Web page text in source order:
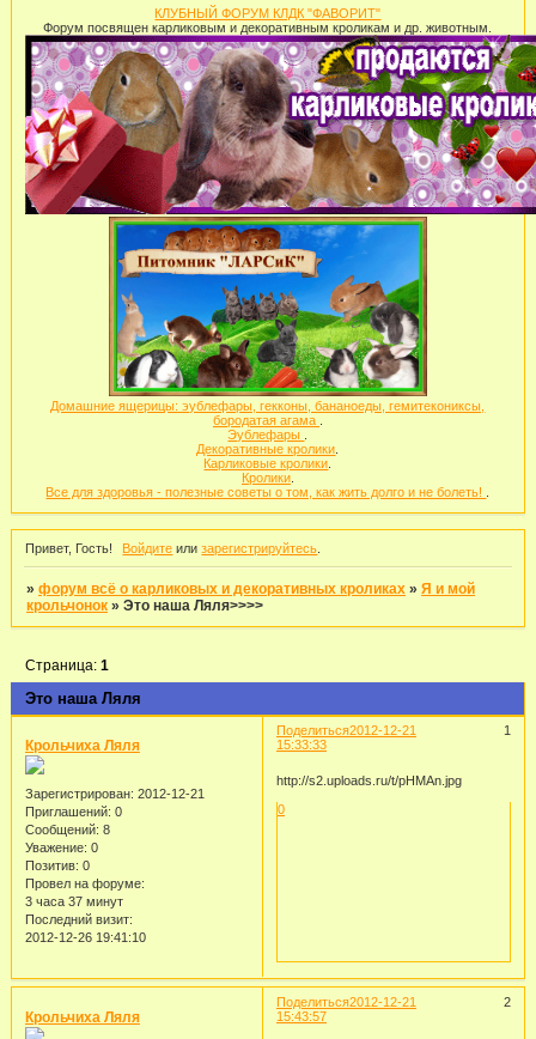
КЛУБНЫЙ ФОРУМ КЛДК "ФАВОРИТ"
Форум посвящен карликовым и декоративным кроликам и др. животным.
Домашние ящерицы: эублефары, гекконы, бананоеды, гемитекониксы,
бородатая агама
Эублефары
Декоративные кролики
Карликовые кролики
Кролики.
Все для здоровья - полезные советы о том, как жить долго и не болеть!
Привет, Гость! Войдите илизарегистрируйтесь
»форум всё о карликовых и декоративных кроликах »Я и мой
крольчонок »Это наша Ляля>>>>
Это наша Ляля
Страница:1
Поделиться 1
2012-12-21
15:33:33
Крольчиха Ляля
Зарегистрирован: 2012-12-21
Приглашений: 0
Сообщений: 8
Уважение: 0
Позитив: 0
Провел на форуме:
3 часа 37 минут
Последний визит:
2012-12-26 19:41:10
http://s2.uploads.ru/t/pHMAn.jpg
0
Поделиться 2
2012-12-21
15:43:57
Крольчиха Ляля